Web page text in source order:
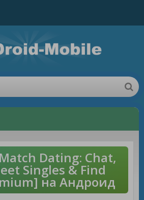
Dating: Chat,
Singles & Find
на Андроид